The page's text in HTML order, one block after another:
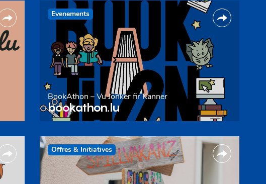
Evenements
BookAthon – Vu Jonker fir Kanner
bookathon.lu
Offres & Initiatives